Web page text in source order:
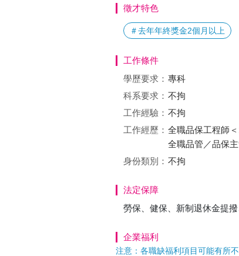
徵才特色
＃去年年終獎金2個月以上
工作條件
學歷要求： 專科
科系要求： 不拘
工作經驗： 不拘
工作經歷： 全職品保工程師
全職品管／品保
身份類別： 不拘
法定保障
勞保、健保、新制退休金提
企業福利
注意：各職缺福利項目可能有所